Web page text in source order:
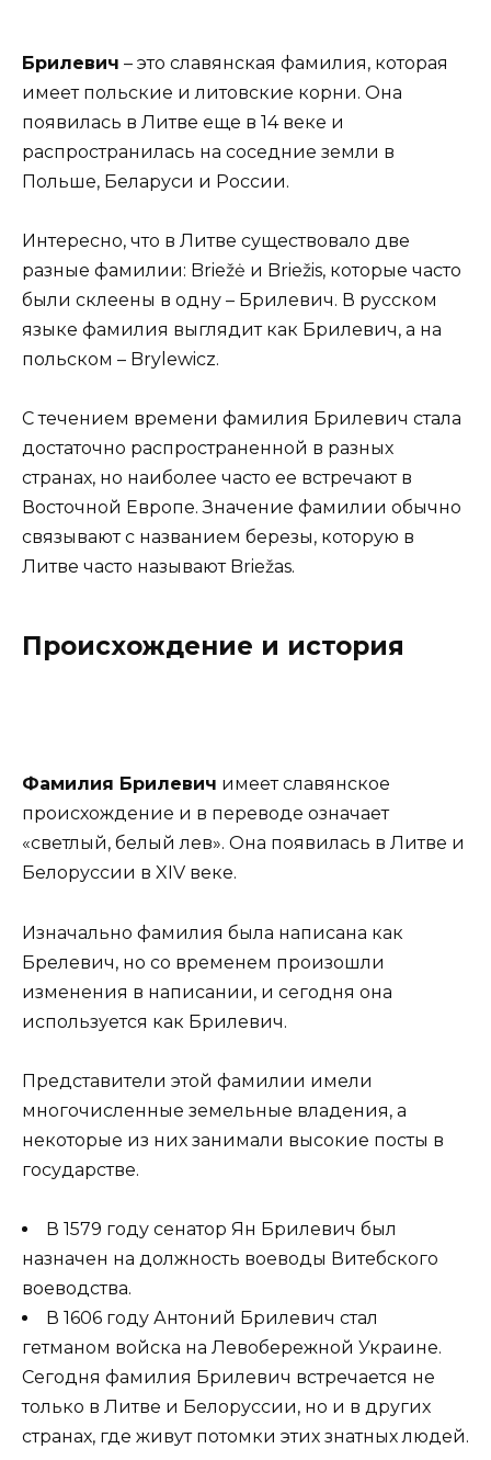
Брилевич – это славянская фамилия, которая
имеет польские и литовские корни. Она
появилась в Литве еще в 14 веке и
распространилась на соседние земли в
Польше, Беларуси и России.
Интересно, что в Литве существовало две
разные фамилии: Briežė и Briežis, которые часто
были склеены в одну – Брилевич. В русском
языке фамилия выглядит как Брилевич, а на
польском – Brylewicz.
С течением времени фамилия Брилевич стала
достаточно распространенной в разных
странах, но наиболее часто ее встречают в
Восточной Европе. Значение фамилии обычно
связывают с названием березы, которую в
Литве часто называют Briežas.
Происхождение и история
Фамилия Брилевич имеет славянское
происхождение и в переводе означает
«светлый, белый лев». Она появилась в Литве и
Белоруссии в XIV веке.
Изначально фамилия была написана как
Брелевич, но со временем произошли
изменения в написании, и сегодня она
используется как Брилевич.
Представители этой фамилии имели
многочисленные земельные владения, а
некоторые из них занимали высокие посты в
государстве.
В 1579 году сенатор Ян Брилевич был
назначен на должность воеводы Витебского
воеводства.
В 1606 году Антоний Брилевич стал
гетманом войска на Левобережной Украине.
Сегодня фамилия Брилевич встречается не
только в Литве и Белоруссии, но и в других
странах, где живут потомки этих знатных людей.